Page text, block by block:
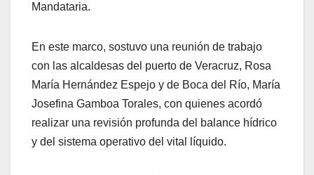
Mandataria.
En este marco, sostuvo una reunión de trabajo
con las alcaldesas del puerto de Veracruz, Rosa
María Hernández Espejo y de Boca del Río, María
Josefina Gamboa Torales, con quienes acordó
realizar una revisión profunda del balance hídrico
y del sistema operativo del vital líquido.